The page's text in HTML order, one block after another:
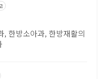
, 한방소아과, 한방재활의